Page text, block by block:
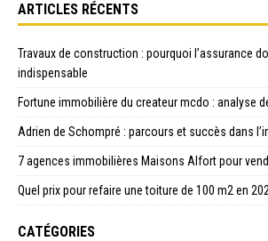
ARTICLES RÉCENTS
Travaux de construction : pourquoi l’assurance
indispensable
Fortune immobilière du createur mcdo : analyse
Adrien de Schompré : parcours et succès dans
7 agences immobilières Maisons Alfort pour
Quel prix pour refaire une toiture de 100 m2 en
CATÉGORIES